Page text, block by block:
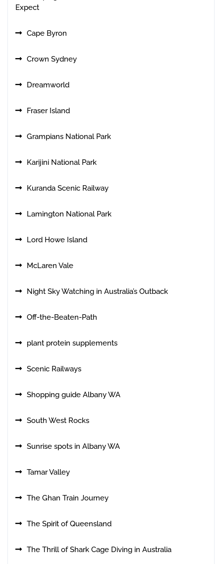
Expect
Cape Byron
Crown Sydney
Dreamworld
Fraser Island
Grampians National Park
Karijini National Park
Kuranda Scenic Railway
Lamington National Park
Lord Howe Island
McLaren Vale
Night Sky Watching in Australia’s Outback
Off-the-Beaten-Path
plant protein supplements
Scenic Railways
Shopping guide Albany WA
South West Rocks
Sunrise spots in Albany WA
Tamar Valley
The Ghan Train Journey
The Spirit of Queensland
The Thrill of Shark Cage Diving in Australia